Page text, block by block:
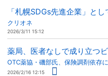
「札幌SDGs先進企業」とし
クリオネ
2026/3/11 15:12
薬局、医者なしで成り立つ
OTC薬協・磯部氏、保険調剤依存
2026/2/16 12:15